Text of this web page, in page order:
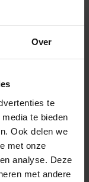
Over
te
te bieden
Ook delen we
met onze
analyse. Deze
met andere